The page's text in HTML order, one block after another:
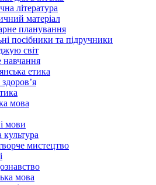
література
матеріал
планування
посібники та підручники
світ
навчання
етика
мова
мови
культура
мистецтво
мова